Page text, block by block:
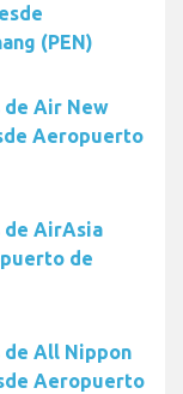
(PEN)
de Air New
Aeropuerto
de AirAsia
de
de All Nippon
Aeropuerto